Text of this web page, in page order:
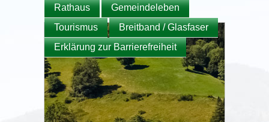
Rathaus
Gemeindeleben
Tourismus
Breitband / Glasfaser
Erklärung zur Barrierefreiheit